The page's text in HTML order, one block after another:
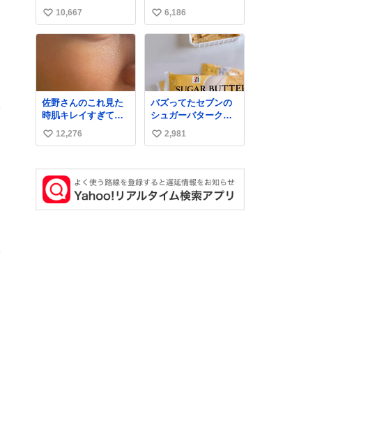
の弟を思い出しなが
ら)
い
い
10,667
すぎて駅前にコンパ
クトシティつくって
高齢者を住ませる考
えらしい 病院も全部
い
い
6,186
佐野さんのこれ見た
時肌キレイすぎてび
っくりしたし、やは
りアイドルって体型･
い
ね
数
12,276
バズってたセブンの
シュガーバタークレ
ープうますぎて
7NOWで買い溜め🛒
い
ね
数
2,981